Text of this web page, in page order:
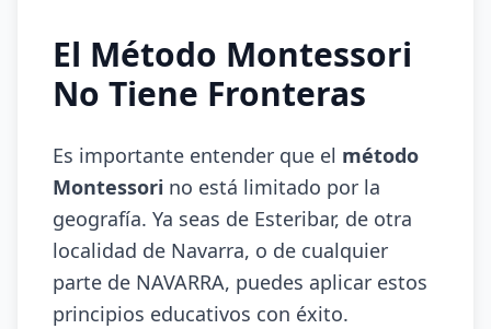
El Método Montessori
No Tiene Fronteras
Es importante entender que el método
Montessori no está limitado por la
geografía. Ya seas de Esteribar, de otra
localidad de Navarra, o de cualquier
parte de NAVARRA, puedes aplicar estos
principios educativos con éxito.